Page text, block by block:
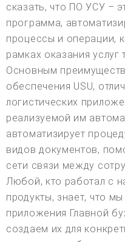
сказать, что ПО УСУ –
программа,
процессы и операции,
рамках оказания
Основным
обеспечения USU,
логистических
реализуемой им
автоматизирует
видов документов,
сети связи между
Любой, кто работал с
продукты, знает, что
приложения Главной
создаем их для